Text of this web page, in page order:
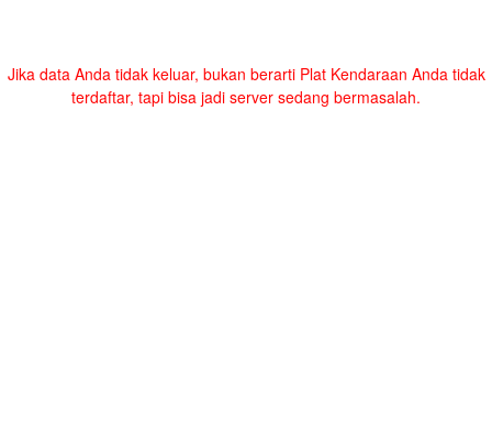
Jika data Anda tidak keluar, bukan berarti Plat Kendaraan Anda tidak
terdaftar, tapi bisa jadi server sedang bermasalah.